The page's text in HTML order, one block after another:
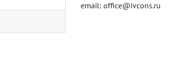
email: office@ivcons.ru